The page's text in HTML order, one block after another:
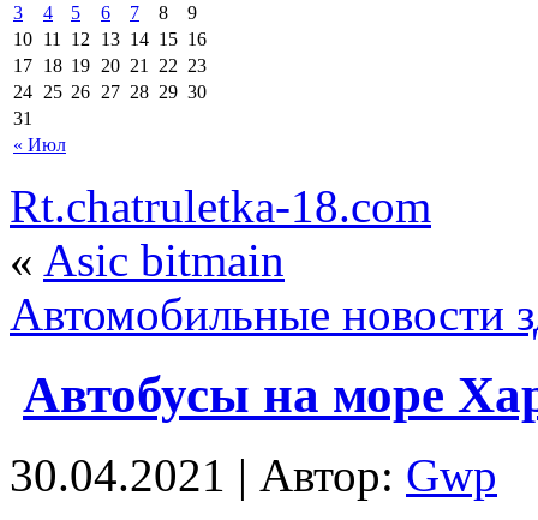
« Июл
3
4 5 6 7 8
9
10 11 12 13 14 15 16
17 18 19 20 21 22 23
24 25 26 27 28 29 30
31
Rt.chatruletka-18.com
« Asic bitmain
Автомобильные новости
Автобусы на море
30.04.2021 | Автор: Gwp